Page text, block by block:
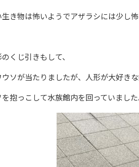
き物は怖いようでアザラシには少し
くじ引きもして、
ソが当たりましたが、人形が大好き
抱っこして水族館内を回っていまし